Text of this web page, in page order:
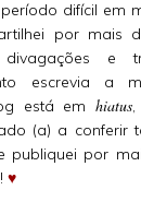
difícil em
por mais
e
escrevia a
está em hiatus,
(a) a conferir
publiquei por
♥